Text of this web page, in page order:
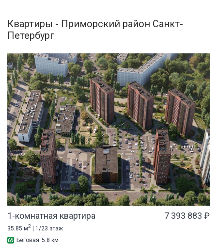
Квартиры - Приморский район Санкт-
Петербург
1-комнатная квартира 7 393 883 ₽
35.85 м2 | 1/23 этаж
Беговая 5.8 км